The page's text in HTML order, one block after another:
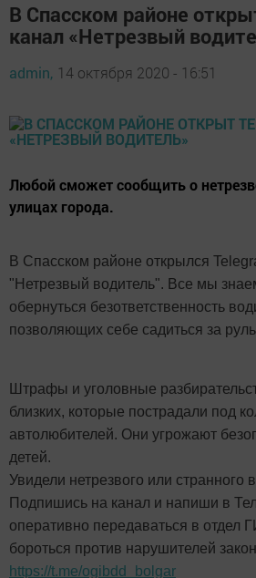
В Спасском районе
канал «Нетрезвый
admin, 14 октября 2020 - 16:51
Любой сможет сообщить о
улицах города.
В Спасском районе открылся
"Нетрезвый водитель". Все мы
обернуться безответственность
позволяющих себе садиться за
Штрафы и уголовные
близких, которые пострадали под
автолюбителей. Они угрожают
детей.
Увидели нетрезвого или странного
Подпишись на канал и напиши в
оперативно передаваться в отдел
бороться против нарушителей
https://t.me/ogibdd_bolgar